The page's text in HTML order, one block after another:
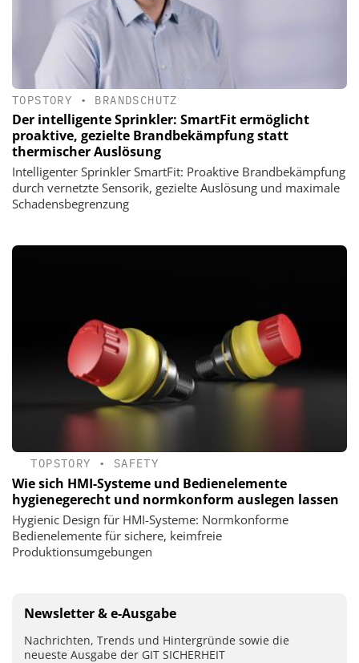
TOPSTORY • BRANDSCHUTZ
Der intelligente Sprinkler: SmartFit ermöglicht
proaktive, gezielte Brandbekämpfung statt
thermischer Auslösung
Intelligenter Sprinkler SmartFit: Proaktive Brandbekämpfung
durch vernetzte Sensorik, gezielte Auslösung und maximale
Schadensbegrenzung
TOPSTORY • SAFETY
Wie sich HMI-Systeme und Bedienelemente
hygienegerecht und normkonform auslegen lassen
Hygienic Design für HMI-Systeme: Normkonforme
Bedienelemente für sichere, keimfreie
Produktionsumgebungen
Newsletter & e-Ausgabe
Nachrichten, Trends und Hintergründe sowie die
neueste Ausgabe der GIT SICHERHEIT